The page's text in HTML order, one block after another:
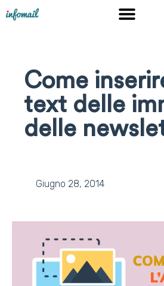
Come
text delle
delle
Giugno 28, 2014